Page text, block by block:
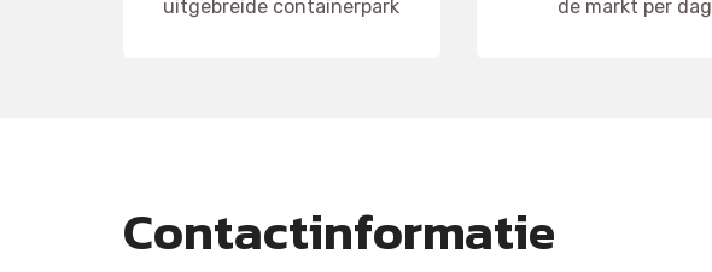
uitgebreide containerpark
de markt per dag
Contactinformatie